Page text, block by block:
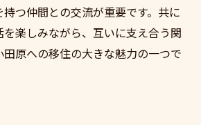
つ仲間との交流が重要です。共に
楽しみながら、互いに支え合う関
原への移住の大きな魅力の一つで